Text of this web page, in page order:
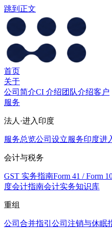
跳到正文
首页
关于
公司简介CI 介绍团队介绍客户
服务
法人·进入印度
服务总览公司设立服务印度进
会计与税务
GST 实务指南Form 41 / Form
度会计指南会计实务知识库
重组
公司合并指引 公司注销与休眠